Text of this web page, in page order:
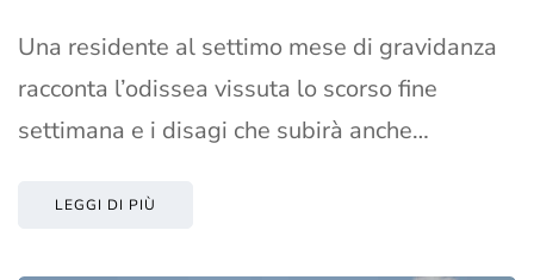
Una residente al settimo mese di gravidanza
racconta l’odissea vissuta lo scorso fine
settimana e i disagi che subirà anche…
LEGGI DI PIÙ